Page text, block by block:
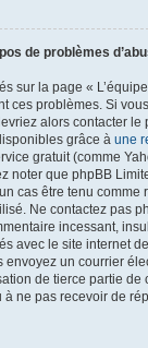
de problèmes
sur la page «
ces problèmes. Si
alors contacter le
grâce à une
gratuit (comme
noter que phpBB
cas être tenu comme
Ne contactez pas
incessant,
avec le site internet
envoyez un courrier
de tierce partie
ne pas recevoir de